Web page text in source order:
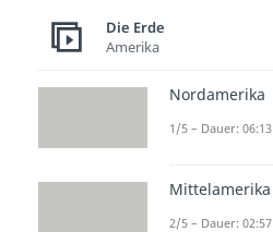
Die Erde
Amerika
Nordamerika
1/5 – Dauer: 06:13
Mittelamerika
2/5 – Dauer: 02:57